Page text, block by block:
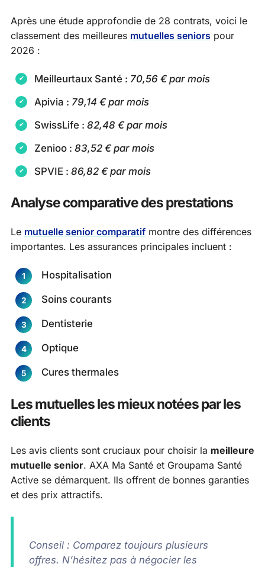
Après une étude approfondie de 28 contrats, voici le
classement des meilleures mutuelles seniors pour
2026 :
Meilleurtaux Santé : 70,56 € par mois
Apivia : 79,14 € par mois
SwissLife : 82,48 € par mois
Zenioo : 83,52 € par mois
SPVIE : 86,82 € par mois
Analyse comparative des prestations
Le mutuelle senior comparatif montre des différences
importantes. Les assurances principales incluent :
Hospitalisation
Soins courants
Dentisterie
Optique
Cures thermales
Les mutuelles les mieux notées par les
clients
Les avis clients sont cruciaux pour choisir la meilleure
mutuelle senior. AXA Ma Santé et Groupama Santé
Active se démarquent. Ils offrent de bonnes garanties
et des prix attractifs.
Conseil : Comparez toujours plusieurs
offres. N’hésitez pas à négocier les